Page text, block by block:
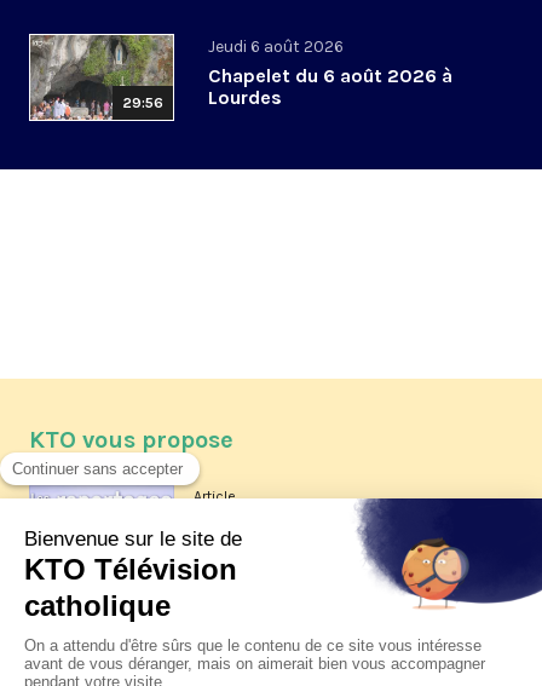
29:56
Jeudi 6 août 2026
Chapelet du 6 août 2026 à
Lourdes
KTO vous propose
Article
Les reportages d'été 2026 de KTO
La visite pastorale du pape Léon
XIV à Assise à suivre sur KTO le
jeudi 6 août